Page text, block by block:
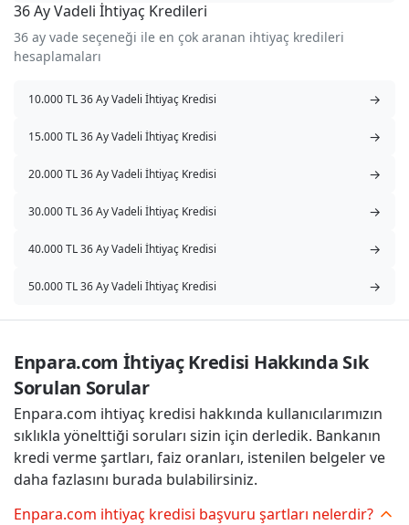
36 Ay Vadeli İhtiyaç Kredileri
36 ay vade seçeneği ile en çok aranan ihtiyaç kredileri
hesaplamaları
10.000 TL 36 Ay Vadeli İhtiyaç Kredisi →
15.000 TL 36 Ay Vadeli İhtiyaç Kredisi →
20.000 TL 36 Ay Vadeli İhtiyaç Kredisi →
30.000 TL 36 Ay Vadeli İhtiyaç Kredisi →
40.000 TL 36 Ay Vadeli İhtiyaç Kredisi →
50.000 TL 36 Ay Vadeli İhtiyaç Kredisi →
Enpara.com İhtiyaç Kredisi Hakkında Sık
Sorulan Sorular
Enpara.com ihtiyaç kredisi hakkında kullanıcılarımızın
sıklıkla yönelttiği soruları sizin için derledik. Bankanın
kredi verme şartları, faiz oranları, istenilen belgeler ve
daha fazlasını burada bulabilirsiniz.
Enpara.com ihtiyaç kredisi başvuru şartları nelerdir?